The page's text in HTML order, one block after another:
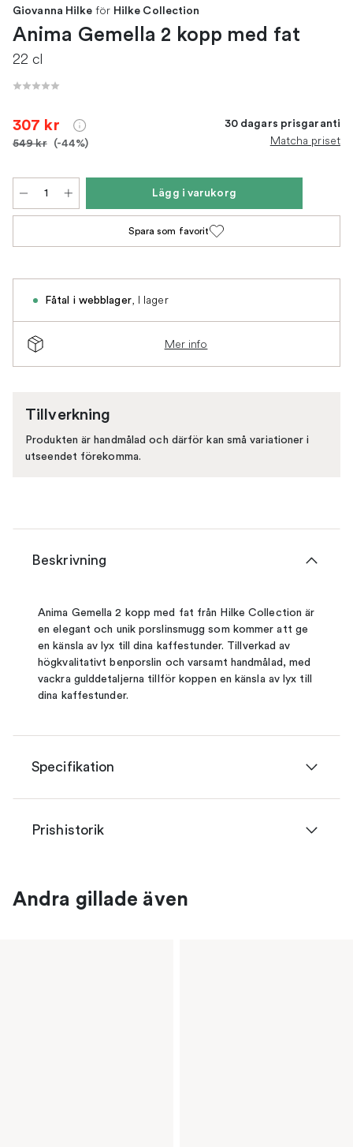
Giovanna Hilke för Hilke Collection
Anima Gemella 2 kopp med fat
22 cl
307 kr
549 kr (-44%)
30 dagars prisgaranti
Matcha priset
Lägg i varukorg
Spara som favorit
Fåtal i webblager, I lager
Mer info
Tillverkning
Produkten är handmålad och därför kan små variationer i
utseendet förekomma.
Beskrivning
Anima Gemella 2 kopp med fat från Hilke Collection är
en elegant och unik porslinsmugg som kommer att ge
en känsla av lyx till dina kaffestunder. Tillverkad av
högkvalitativt benporslin och varsamt handmålad, med
vackra gulddetaljerna tillför koppen en känsla av lyx till
dina kaffestunder.
Specifikation
Prishistorik
Andra gillade även